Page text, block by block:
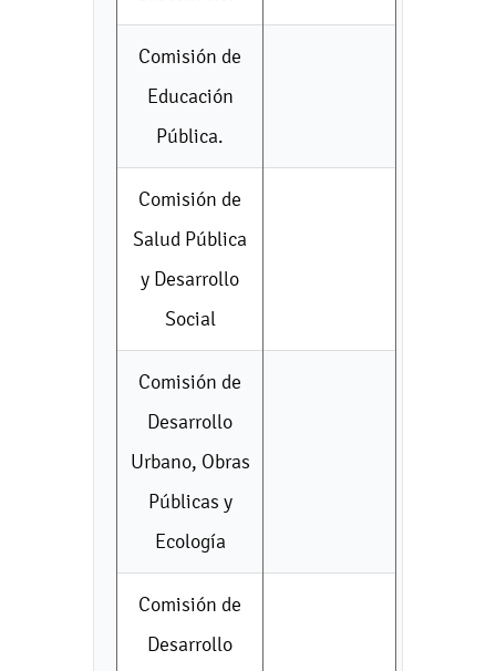
Comisión de
Educación
Pública.
Comisión de
Salud Pública
y Desarrollo
Social
Comisión de
Desarrollo
Urbano, Obras
Públicas y
Ecología
Comisión de
Desarrollo